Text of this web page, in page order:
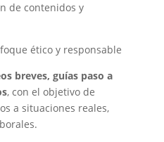
de contenidos y
ético y responsable
breves, guías paso a
, con el objetivo de
a situaciones reales,